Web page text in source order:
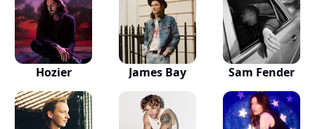
Hozier James Bay Sam Fender